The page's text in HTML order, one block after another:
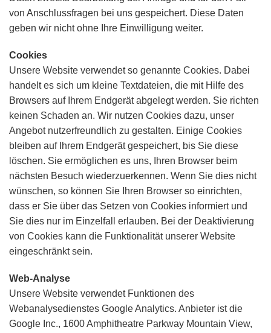
von Anschlussfragen bei uns gespeichert. Diese Daten
geben wir nicht ohne Ihre Einwilligung weiter.
Cookies
Unsere Website verwendet so genannte Cookies. Dabei
handelt es sich um kleine Textdateien, die mit Hilfe des
Browsers auf Ihrem Endgerät abgelegt werden. Sie richten
keinen Schaden an. Wir nutzen Cookies dazu, unser
Angebot nutzerfreundlich zu gestalten. Einige Cookies
bleiben auf Ihrem Endgerät gespeichert, bis Sie diese
löschen. Sie ermöglichen es uns, Ihren Browser beim
nächsten Besuch wiederzuerkennen. Wenn Sie dies nicht
wünschen, so können Sie Ihren Browser so einrichten,
dass er Sie über das Setzen von Cookies informiert und
Sie dies nur im Einzelfall erlauben. Bei der Deaktivierung
von Cookies kann die Funktionalität unserer Website
eingeschränkt sein.
Web-Analyse
Unsere Website verwendet Funktionen des
Webanalysedienstes Google Analytics. Anbieter ist die
Google Inc., 1600 Amphitheatre Parkway Mountain View,